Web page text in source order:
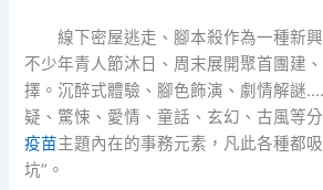
線下密屋逃走、腳本殺作為一種新興
不少年青人節沐日、周末展開聚首團建
擇。沉醉式體驗、腳色飾演、劇情解謎
疑、驚悚、愛情、童話、玄幻、古風等
疫苗主題內在的事務元素，凡此各種都
坑”。